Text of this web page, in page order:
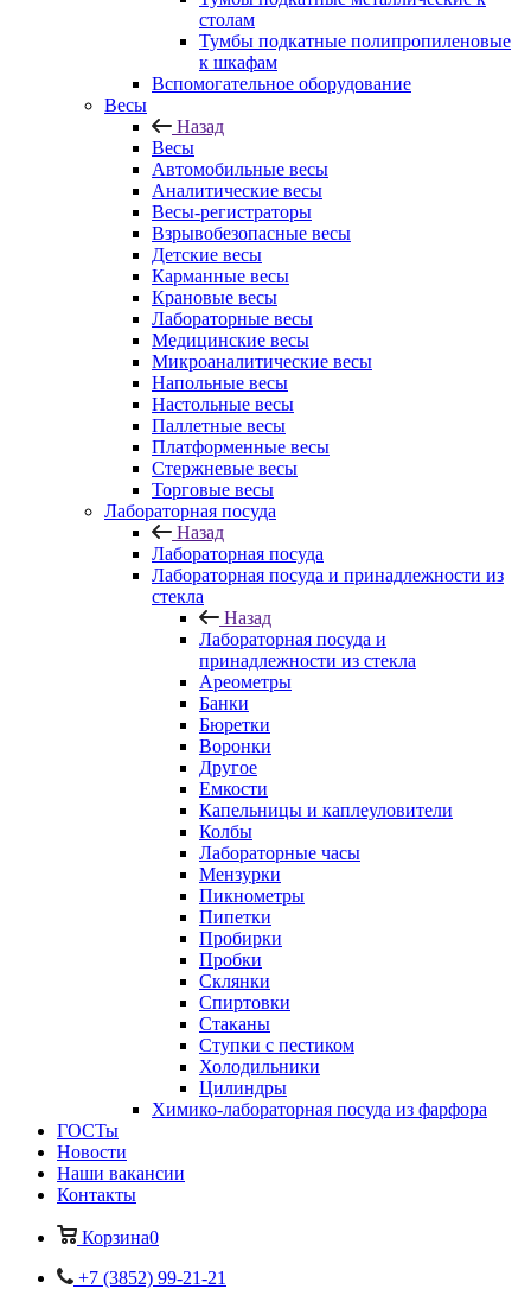
столам
Тумбы подкатные полипропиленовые
к шкафам
Вспомогательное оборудование
Весы
Назад
Весы
Автомобильные весы
Аналитические весы
Весы-регистраторы
Взрывобезопасные весы
Детские весы
Карманные весы
Крановые весы
Лабораторные весы
Медицинские весы
Микроаналитические весы
Напольные весы
Настольные весы
Паллетные весы
Платформенные весы
Стержневые весы
Торговые весы
Лабораторная посуда
Назад
Лабораторная посуда
Лабораторная посуда и принадлежности из
стекла
Назад
Лабораторная посуда и
принадлежности из стекла
Ареометры
Банки
Бюретки
Воронки
Другое
Емкости
Капельницы и каплеуловители
Колбы
Лабораторные часы
Мензурки
Пикнометры
Пипетки
Пробирки
Пробки
Склянки
Спиртовки
Стаканы
Ступки с пестиком
Холодильники
Цилиндры
Химико-лабораторная посуда из фарфора
ГОСТы
Новости
Наши вакансии
Контакты
Корзина0
+7 (3852) 99-21-21